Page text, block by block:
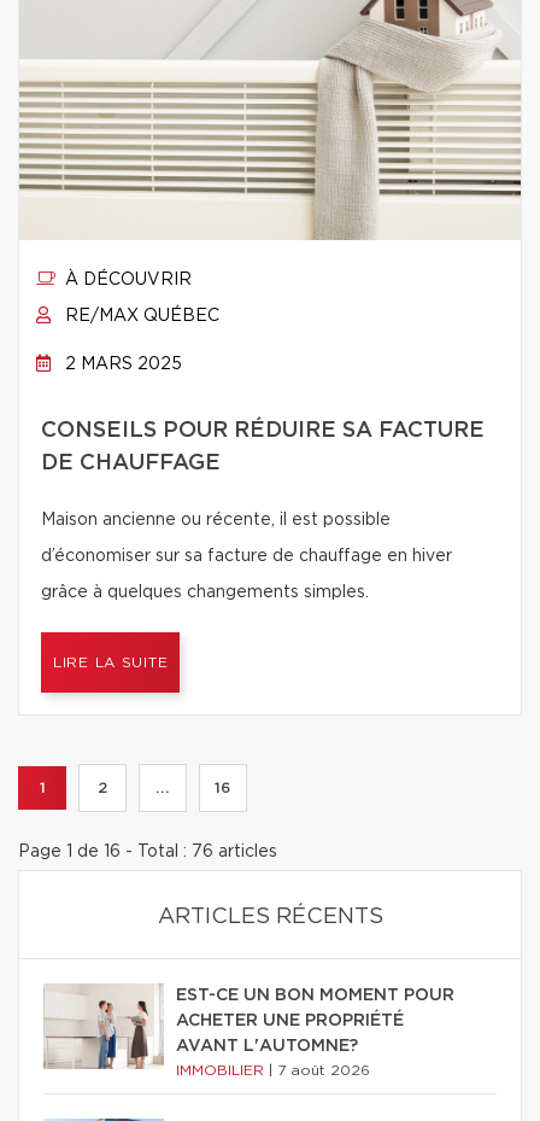
À DÉCOUVRIR
RE/MAX QUÉBEC
2 MARS 2025
CONSEILS POUR RÉDUIRE SA FACTURE
DE CHAUFFAGE
Maison ancienne ou récente, il est possible
d’économiser sur sa facture de chauffage en hiver
grâce à quelques changements simples.
LIRE LA SUITE
1 2 ... 16
Page 1 de 16 - Total : 76 articles
ARTICLES RÉCENTS
EST-CE UN BON MOMENT POUR
ACHETER UNE PROPRIÉTÉ
AVANT L'AUTOMNE?
IMMOBILIER 7 août 2026